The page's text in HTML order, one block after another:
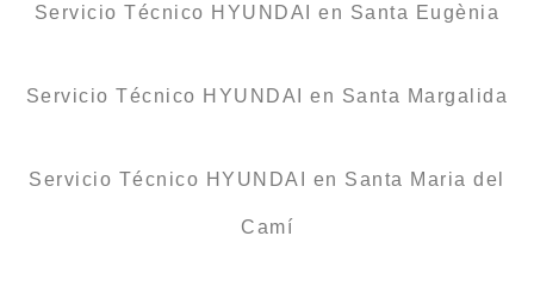
Servicio Técnico HYUNDAI en Santa Eugènia
Servicio Técnico HYUNDAI en Santa Margalida
Servicio Técnico HYUNDAI en Santa Maria del
Camí